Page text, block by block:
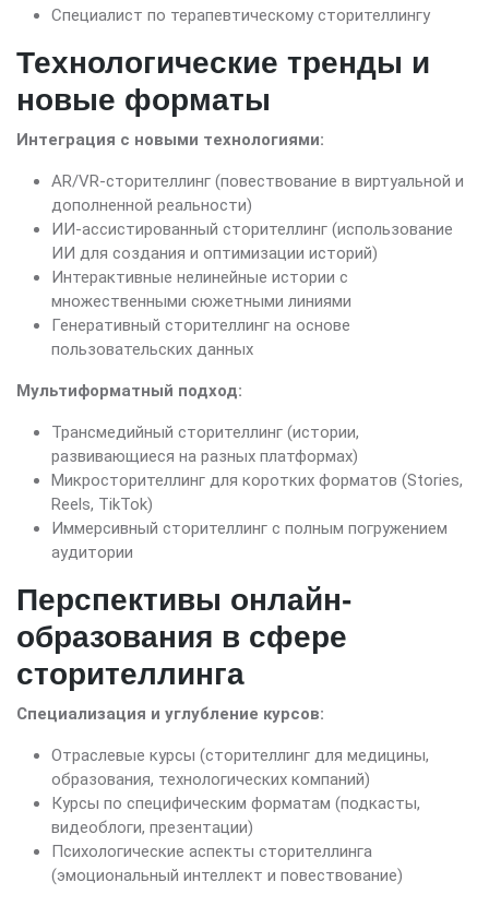
Специалист по терапевтическому сторителлингу
Технологические тренды и
новые форматы
Интеграция с новыми технологиями:
AR/VR-сторителлинг (повествование в виртуальной и
дополненной реальности)
ИИ-ассистированный сторителлинг (использование
ИИ для создания и оптимизации историй)
Интерактивные нелинейные истории с
множественными сюжетными линиями
Генеративный сторителлинг на основе
пользовательских данных
Мультиформатный подход:
Трансмедийный сторителлинг (истории,
развивающиеся на разных платформах)
Микросторителлинг для коротких форматов (Stories,
Reels, TikTok)
Иммерсивный сторителлинг с полным погружением
аудитории
Перспективы онлайн-
образования в сфере
сторителлинга
Специализация и углубление курсов:
Отраслевые курсы (сторителлинг для медицины,
образования, технологических компаний)
Курсы по специфическим форматам (подкасты,
видеоблоги, презентации)
Психологические аспекты сторителлинга
(эмоциональный интеллект и повествование)